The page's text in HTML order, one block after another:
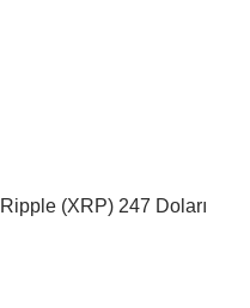
(XRP) 247 Doları